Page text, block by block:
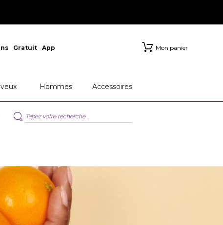
Gratuit App Mon panier
Hommes Accessoires